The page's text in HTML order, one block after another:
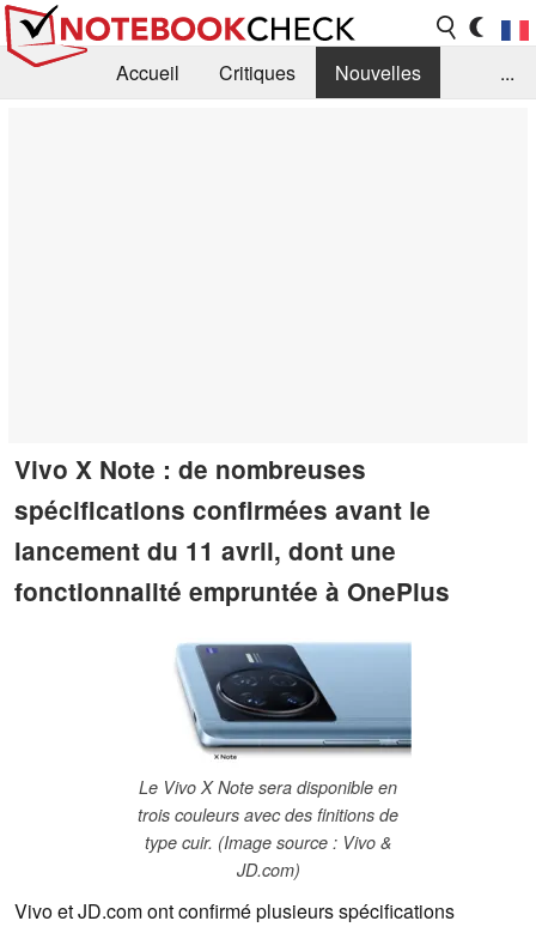
Accueil Critiques
Nouvelles
...
Vivo X Note : de nombreuses
spécifications confirmées avant le
lancement du 11 avril, dont une
fonctionnalité empruntée à OnePlus
Le Vivo X Note sera disponible en
trois couleurs avec des finitions de
type cuir. (Image source : Vivo &
JD.com)
Vivo et JD.com ont confirmé plusieurs spécifications